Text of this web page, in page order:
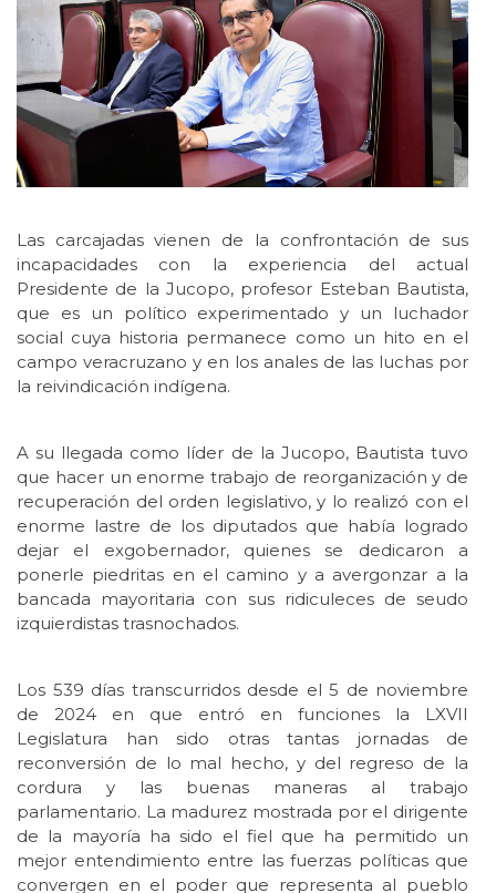
Las carcajadas vienen de la confrontación de sus
incapacidades con la experiencia del actual
Presidente de la Jucopo, profesor Esteban Bautista,
que es un político experimentado y un luchador
social cuya historia permanece como un hito en el
campo veracruzano y en los anales de las luchas por
la reivindicación indígena.
A su llegada como líder de la Jucopo, Bautista tuvo
que hacer un enorme trabajo de reorganización y de
recuperación del orden legislativo, y lo realizó con el
enorme lastre de los diputados que había logrado
dejar el exgobernador, quienes se dedicaron a
ponerle piedritas en el camino y a avergonzar a la
bancada mayoritaria con sus ridiculeces de seudo
izquierdistas trasnochados.
Los 539 días transcurridos desde el 5 de noviembre
de 2024 en que entró en funciones la LXVII
Legislatura han sido otras tantas jornadas de
reconversión de lo mal hecho, y del regreso de la
cordura y las buenas maneras al trabajo
parlamentario. La madurez mostrada por el dirigente
de la mayoría ha sido el fiel que ha permitido un
mejor entendimiento entre las fuerzas políticas que
convergen en el poder que representa al pueblo